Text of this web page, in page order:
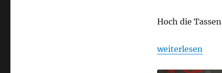
Hoch die
„Ohrhammer
weiterlesen